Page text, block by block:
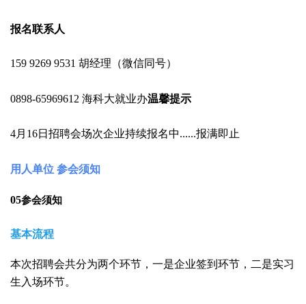
报名联系人
159 9269 9531 胡经理（微信同号）
0898-65969612 海科大就业办温馨提示
4月 16日招聘会场次企业持续报名中......报满即止
用人单位 参会须知
05参会须知
基本流程
本次招聘会共分为两个环节，一是企业签到环节，二是实习
生入场环节。